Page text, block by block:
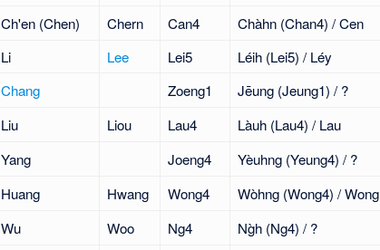
Ch'en (Chen) Chern Can4 Chàhn (Chan4) / Cen
Li Lee Lei5 Léih (Lei5) / Léy
Chang Zoeng1 Jēung (Jeung1) / ?
Liu Liou Lau4 Làuh (Lau4) / Lau
Yang Joeng4
Yèuhng (Yeung4) / ?
Huang Hwang Wong4 Wòhng (Wong4) / Wong
Wu Woo Ng4
Ng̀h (Ng4) / ?